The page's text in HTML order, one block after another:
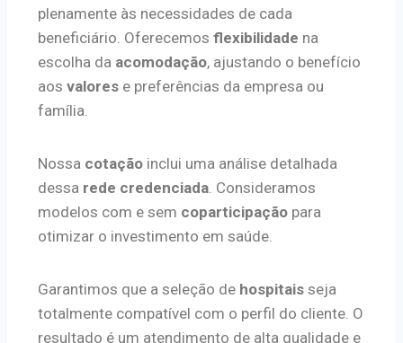
plenamente às necessidades de cada
beneficiário. Oferecemos flexibilidade na
escolha da acomodação, ajustando o benefício
aos valores e preferências da empresa ou
família.
Nossa cotação inclui uma análise detalhada
dessa rede credenciada . Consideramos
modelos com e sem coparticipação para
otimizar o investimento em saúde.
Garantimos que a seleção de hospitais seja
totalmente compatível com o perfil do cliente. O
resultado é um atendimento de alta qualidade e